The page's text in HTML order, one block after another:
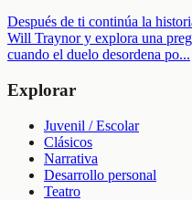
Después de ti continúa la
Will Traynor y explora una
cuando el duelo desordena po...
Explorar
Juvenil / Escolar
Clásicos
Narrativa
Desarrollo personal
Teatro